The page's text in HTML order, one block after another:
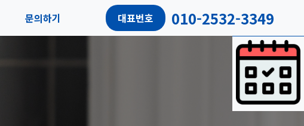
문의하기 대표번호 010-2532-3349